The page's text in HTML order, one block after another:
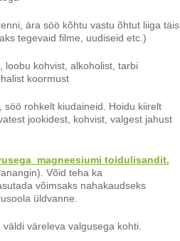
ära söö kõhtu vastu õhtut liiga täis,
tegevaid filme, uudiseid etc.)
loobu kohvist, alkoholist, tarbi
koormust
rohkelt kiudaineid. Hoidu kiirelt
jookidest, kohvist, valgest jahust
magneesiumi toidulisandit.
Võid teha ka
võimsaks nahakaudseks
üldvanne.
väreleva valgusega kohti.